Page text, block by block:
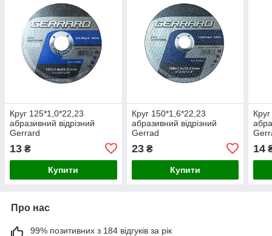
Круг 125*1,0*22,23
абразивний відрізний
Gerrard
13 ₴
Купити
Круг 150*1,6*22,23
абразивний відрізний
Gerrad
23₴
Купити
14
Про нас
99% позитивних з 184 відгуків за рік